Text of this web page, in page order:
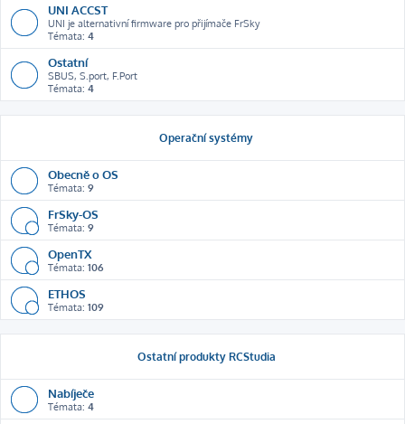
UNI ACCST
UNI je alternativní firmware pro přijímače FrSky
Témata: 4
Ostatní
SBUS, S.port, F.Port
Témata: 4
Operační systémy
Obecně o OS
Témata: 9
FrSky-OS
Témata: 9
OpenTX
Témata: 106
ETHOS
Témata: 109
Ostatní produkty RCStudia
Nabíječe
Témata: 4